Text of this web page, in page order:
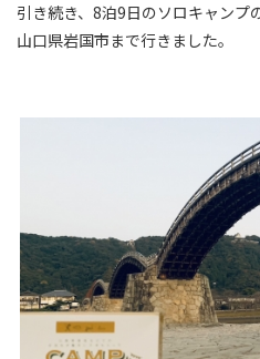
引き続き、8泊9日のソロキャンプ
山口県岩国市まで行きました。